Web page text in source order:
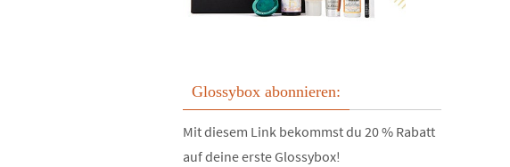
Glossybox abonnieren:
Mit diesem Link bekommst du 20 % Rabatt
auf deine erste Glossybox!